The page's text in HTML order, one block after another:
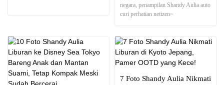
negara, penampilan Shandy Aulia auto
curi perhatian netizen~
7 Foto Shandy Aulia Nikmati